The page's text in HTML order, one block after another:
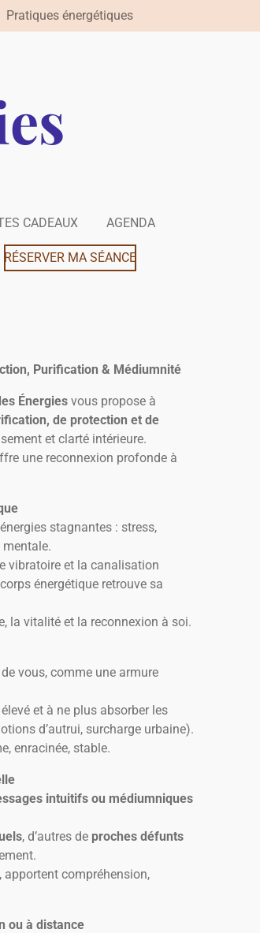
Pratiques énergétiques
CADEAUX AGENDA
RÉSERVER MA SÉANCE
Purification & Médiumnité
Énergiesvous propose à
de protection et de
et clarté intérieure.
une reconnexion profonde à
stagnantes : stress,
vibratoire et la canalisation
énergétique retrouve sa
la vitalité et la reconnexion à soi.
vous, comme une armure
et à ne plus absorber les
d’autrui, surcharge urbaine).
enracinée, stable.
intuitifs ou médiumniques
, d’autres de proches défunts
apportent compréhension,
ou à distance